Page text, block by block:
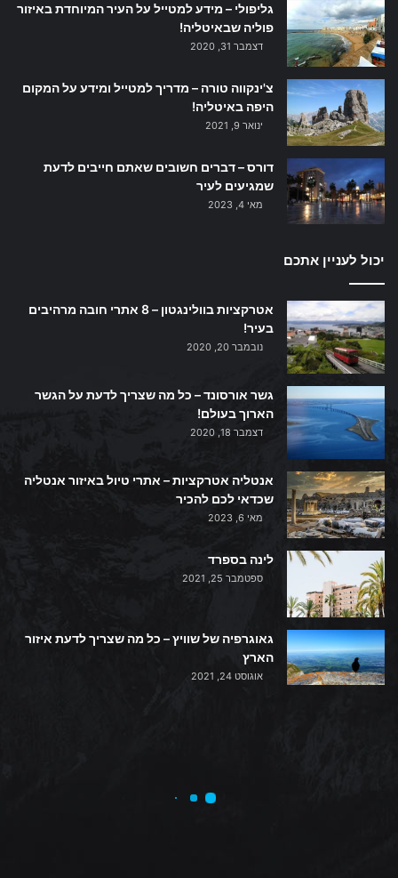
גליפולי – מידע למטייל על העיר המיוחדת באיזור
פוליה שבאיטליה!
דצמבר 31, 2020
צ'ינקווה טורה – מדריך למטייל ומידע על המקום
היפה באיטליה!
ינואר 9, 2021
דורס – דברים חשובים שאתם חייבים לדעת
שמגיעים לעיר
מאי 4, 2023
יכול לעניין אתכם
אטרקציות בוולינגטון – 8 אתרי חובה מרהיבים
בעיר!
נובמבר 20, 2020
גשר אורסונד – כל מה שצריך לדעת על הגשר
הארוך בעולם!
דצמבר 18, 2020
אנטליה אטרקציות – אתרי טיול באיזור אנטליה
שכדאי לכם להכיר
מאי 6, 2023
לינה בספרד
ספטמבר 25, 2021
גאוגרפיה של שוויץ – כל מה שצריך לדעת איזור
הארץ
אוגוסט 24, 2021